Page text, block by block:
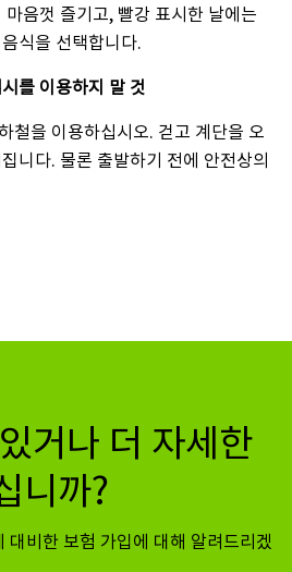
음껏 즐기고, 빨강 표시한 날에는
식을 선택합니다.
를 이용하지 말 것
철을 이용하십시오. 걷고 계단을 오
니다. 물론 출발하기 전에 안전상의
거나 더 자세한
니까?
대비한 보험 가입에 대해 알려드리겠